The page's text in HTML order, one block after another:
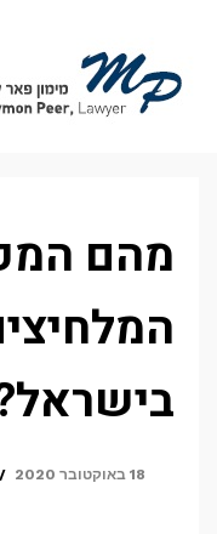
מהם
18 באוקטובר 2020